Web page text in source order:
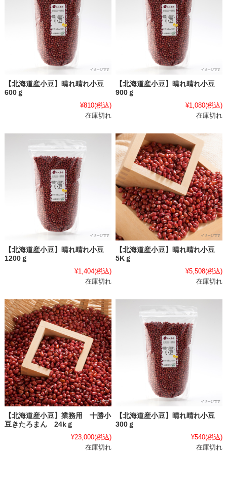
【北海道産小豆】晴れ晴れ小豆
600ｇ
¥810(税込)
在庫切れ
【北海道産小豆】晴れ晴れ小豆
900ｇ
¥1,080(税込)
在庫切れ
【北海道産小豆】晴れ晴れ小豆
1200ｇ
¥1,404(税込)
在庫切れ
【北海道産小豆】晴れ晴れ小豆
5Kｇ
¥5,508(税込)
在庫切れ
【北海道産小豆】業務用 十勝小
豆きたろまん 24kｇ
¥23,000(税込)
在庫切れ
【北海道産小豆】晴れ晴れ小豆
300ｇ
¥540(税込)
在庫切れ